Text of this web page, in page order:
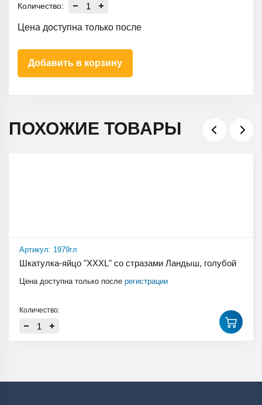
Количество:
Цена доступна только после
Добавить в корзину
ПОХОЖИЕ ТОВАРЫ
Артикул: 1979гл
Шкатулка-яйцо "XXXL" со стразами Ландыш, голубой
Цена доступна только после регистрации
Количество: